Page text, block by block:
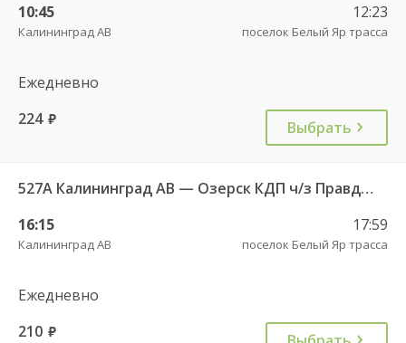
10:45
Калининград АВ
12:23
поселок Белый Яр трасса
Ежедневно
224 руб. Выбрать
527А Калининград АВ — Озерск КДП ч/з Правдинск КДП
16:15
Калининград АВ
17:59
поселок Белый Яр трасса
Ежедневно
210 руб.